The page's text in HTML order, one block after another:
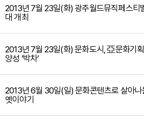
2013년 7월 23일(화) 광주월드뮤직페스티
대 개최
2013년 7월 23일(화) 문화도시, 亞문화기
양성 ‘박차’
2013년 6월 30일(일) 문화콘텐츠로 살아나
옛이야기